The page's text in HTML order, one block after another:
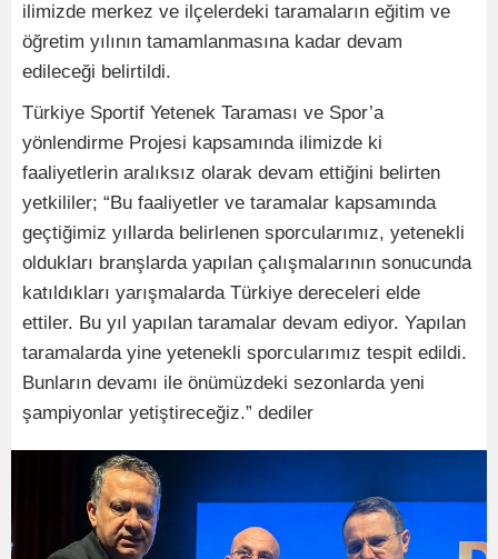
ilimizde merkez ve ilçelerdeki taramaların eğitim ve
öğretim yılının tamamlanmasına kadar devam
edileceği belirtildi.
Türkiye Sportif Yetenek Taraması ve Spor’a
yönlendirme Projesi kapsamında ilimizde ki
faaliyetlerin aralıksız olarak devam ettiğini belirten
yetkililer; “Bu faaliyetler ve taramalar kapsamında
geçtiğimiz yıllarda belirlenen sporcularımız, yetenekli
oldukları branşlarda yapılan çalışmalarının sonucunda
katıldıkları yarışmalarda Türkiye dereceleri elde
ettiler. Bu yıl yapılan taramalar devam ediyor. Yapılan
taramalarda yine yetenekli sporcularımız tespit edildi.
Bunların devamı ile önümüzdeki sezonlarda yeni
şampiyonlar yetiştireceğiz.” dediler